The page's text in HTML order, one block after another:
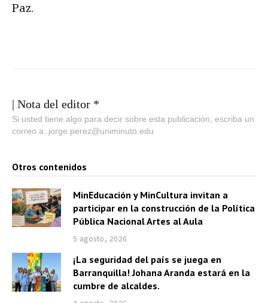
Paz.
| Nota del editor *
Si usted tiene algo para decir sobre esta publicación, escriba un
correo a: jorge.perez@uniminuto.edu
Otros contenidos
MinEducación y MinCultura invitan a
participar en la construcción de la Política
Pública Nacional Artes al Aula
5 agosto, 2026
¡La seguridad del país se juega en
Barranquilla! Johana Aranda estará en la
cumbre de alcaldes.